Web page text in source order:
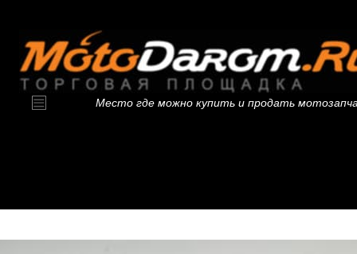
Место где можно купить и продать